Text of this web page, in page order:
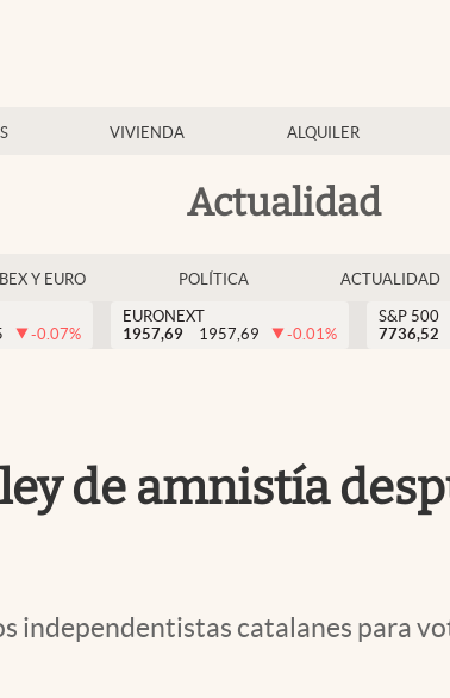
VIVIENDA ALQUILER
Actualidad
IBEX Y EURO POLÍTICA ACTUALIDAD
-0.07%
EURONEXT
1957,69
1957,69 -0.01%
S&P 500
7736,52
de amnistía
independentistas catalanes para